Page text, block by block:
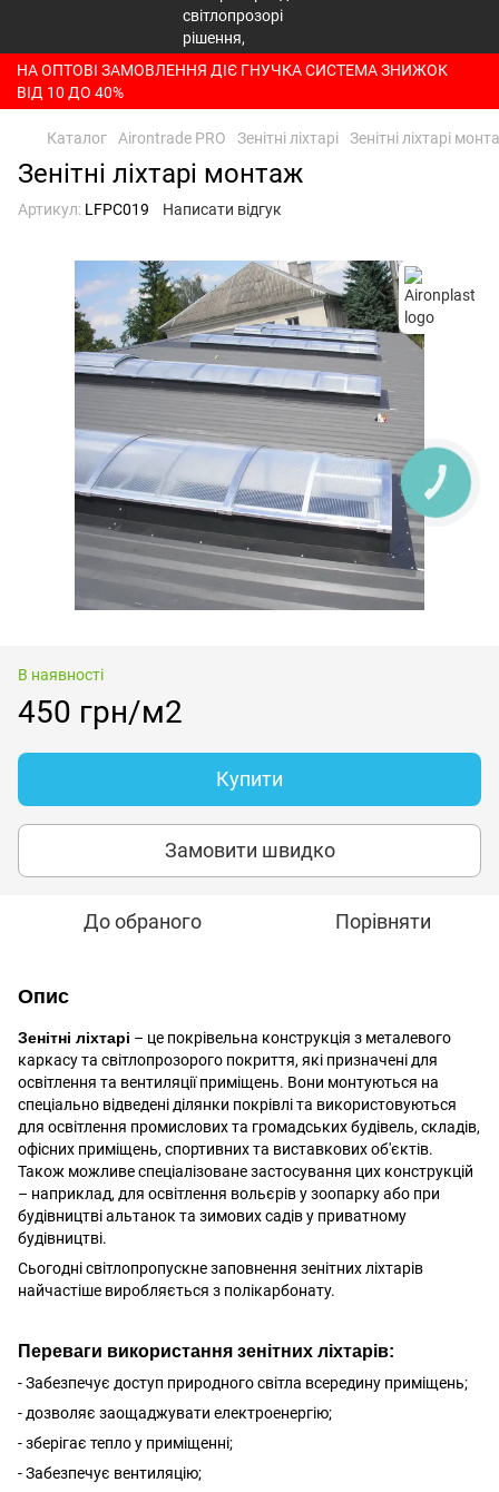
НА ОПТОВІ ЗАМОВЛЕННЯ ДІЄ ГНУЧКА СИСТЕМА ЗНИЖОК
ВІД 10 ДО 40%
Каталог Airontrade PRO Зенітні ліхтарі Зенітні ліхтарі
Зенітні ліхтарі монтаж
Артикул: LFPC019 Написати відгук
В наявності
450 грн/м2
Купити
Замовити швидко
До обраного Порівняти
Опис
Зенітні ліхтарі – це покрівельна конструкція з металевого
каркасу та світлопрозорого покриття, які призначені для
освітлення та вентиляції приміщень. Вони монтуються на
спеціально відведені ділянки покрівлі та використовуються
для освітлення промислових та громадських будівель, складів,
офісних приміщень, спортивних та виставкових об'єктів.
Також можливе спеціалізоване застосування цих конструкцій
– наприклад, для освітлення вольєрів у зоопарку або при
будівництві альтанок та зимових садів у приватному
будівництві.
Сьогодні світлопропускне заповнення зенітних ліхтарів
найчастіше виробляється з полікарбонату.
Переваги використання зенітних ліхтарів:
- Забезпечує доступ природного світла всередину приміщень;
- дозволяє заощаджувати електроенергію;
- зберігає тепло у приміщенні;
- Забезпечує вентиляцію;
КНОПКА
ЗВ'ЯЗКУ